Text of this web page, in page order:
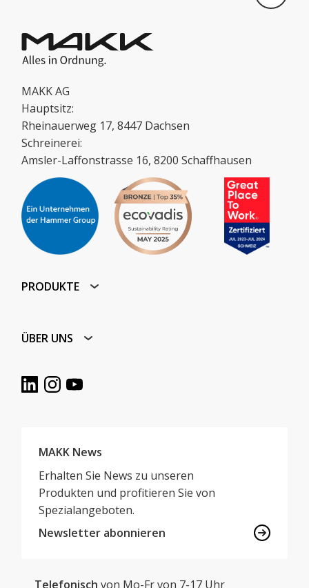
MAKK AG
Hauptsitz:
Rheinauerweg 17, 8447 Dachsen
Schreinerei:
Amsler-Laffonstrasse 16, 8200 Schaffhausen
PRODUKTE
ÜBER UNS
MAKK News
Erhalten Sie News zu unseren
Produkten und profitieren Sie von
Spezialangeboten.
Newsletter abonnieren
Telefonisch von Mo-Fr von 7-17 Uhr